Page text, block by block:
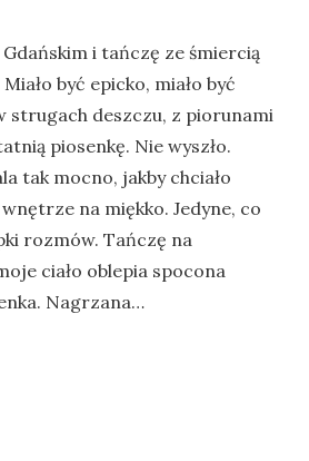
i tańczę ze śmiercią
być epicko, miało być
strugach deszczu, z piorunami
piosenkę. Nie wyszło.
tak mocno, jakby chciało
na miękko. Jedyne, co
rozmów. Tańczę na
ciało oblepia spocona
Nagrzana…